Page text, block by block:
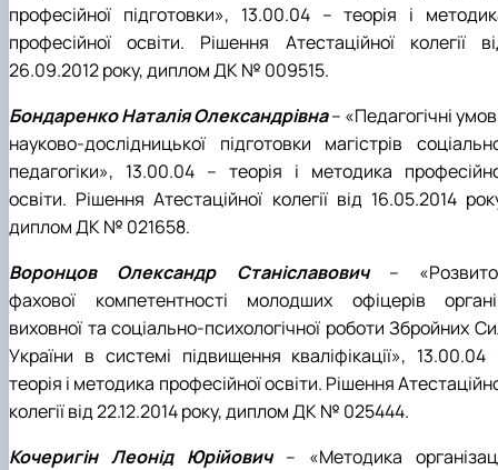
професійної підготовки», 13.00.04 – теорія і
професійної освіти. Рішення Атестаційної колегії
26.09.2012 року, диплом ДК № 009515.
Бондаренко Наталія Олександрівна– «Педагогічні
науково-дослідницької підготовки магістрів
педагогіки», 13.00.04 – теорія і методика
освіти. Рішення Атестаційної колегії від 16.05.2014
диплом ДК № 021658.
Воронцов Олександр Станіславович–
фахової компетентності молодших офіцерів
виховної та соціально-психологічної роботи Збройних
України в системі підвищення кваліфікації», 13.00.04
теорія і методика професійної освіти. Рішення
колегії від 22.12.2014 року, диплом ДК № 025444.
Кочеригін Леонід Юрійович– «Методика